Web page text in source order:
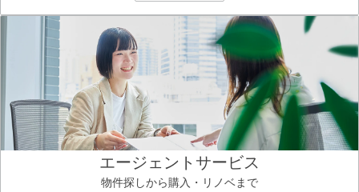
エージェントサービス
物件探しから購入・リノベまで